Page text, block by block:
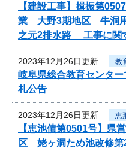
【建設工事】揖振第
業 大野3期地区 牛洞用
之元2排水路 工事に関
2023年12月26日更新 教
岐阜県総合教育センタ
札公告
2023年12月26日更新 恵
【恵池債第0501号】
区 姥ヶ洞ため池改修第